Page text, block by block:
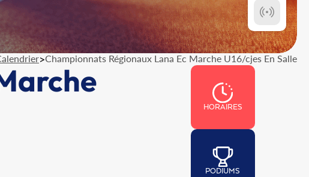
>Championnats Régionaux Lana Ec Marche U16/cjes En Salle
HORAIRES
PODIUMS